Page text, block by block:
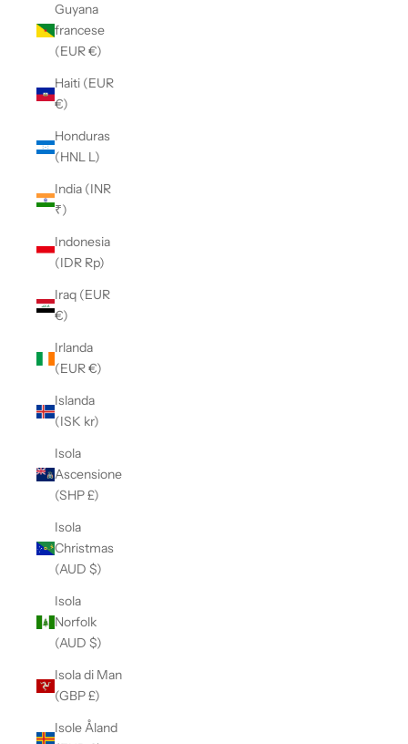
Guyana
francese
(EUR €)
Haiti (EUR
€)
Honduras
(HNL L)
India (INR
₹)
Indonesia
(IDR Rp)
Iraq (EUR
€)
Irlanda
(EUR €)
Islanda
(ISK kr)
Isola
Ascensione
(SHP £)
Isola
Christmas
(AUD $)
Isola
Norfolk
(AUD $)
Isola di Man
(GBP £)
Isole Åland